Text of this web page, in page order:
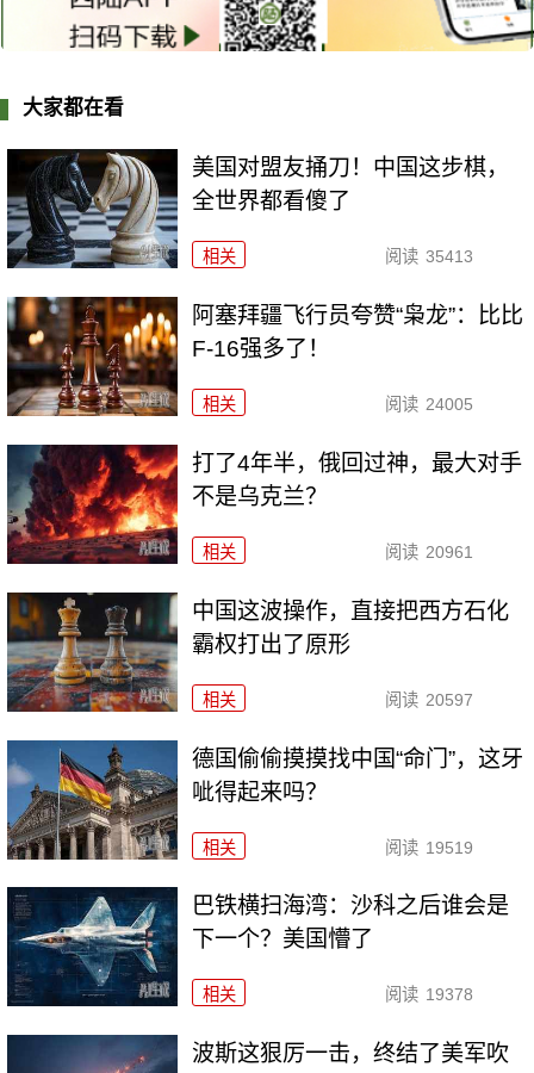
大家都在看
美国对盟友捅刀！中国这步棋，
全世界都看傻了
相关 阅读 35413
阿塞拜疆飞行员夸赞“枭龙”：比比
F-16强多了！
相关 阅读 24005
打了4年半，俄回过神，最大对手
不是乌克兰？
相关 阅读 20961
中国这波操作，直接把西方石化
霸权打出了原形
相关 阅读 20597
德国偷偷摸摸找中国“命门”，这牙
呲得起来吗？
相关 阅读 19519
巴铁横扫海湾：沙科之后谁会是
下一个？美国懵了
相关 阅读 19378
波斯这狠厉一击，终结了美军吹